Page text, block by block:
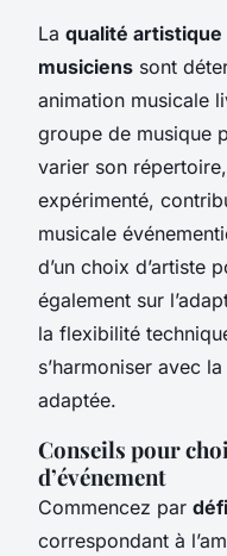
La qualité artistique
musiciens sont
animation musicale
groupe de musique
varier son
expérimenté,
musicale
d’un choix d’artiste
également sur
la flexibilité
s’harmoniser avec
adaptée.
Conseils pour
d’événement
Commencez par
correspondant à